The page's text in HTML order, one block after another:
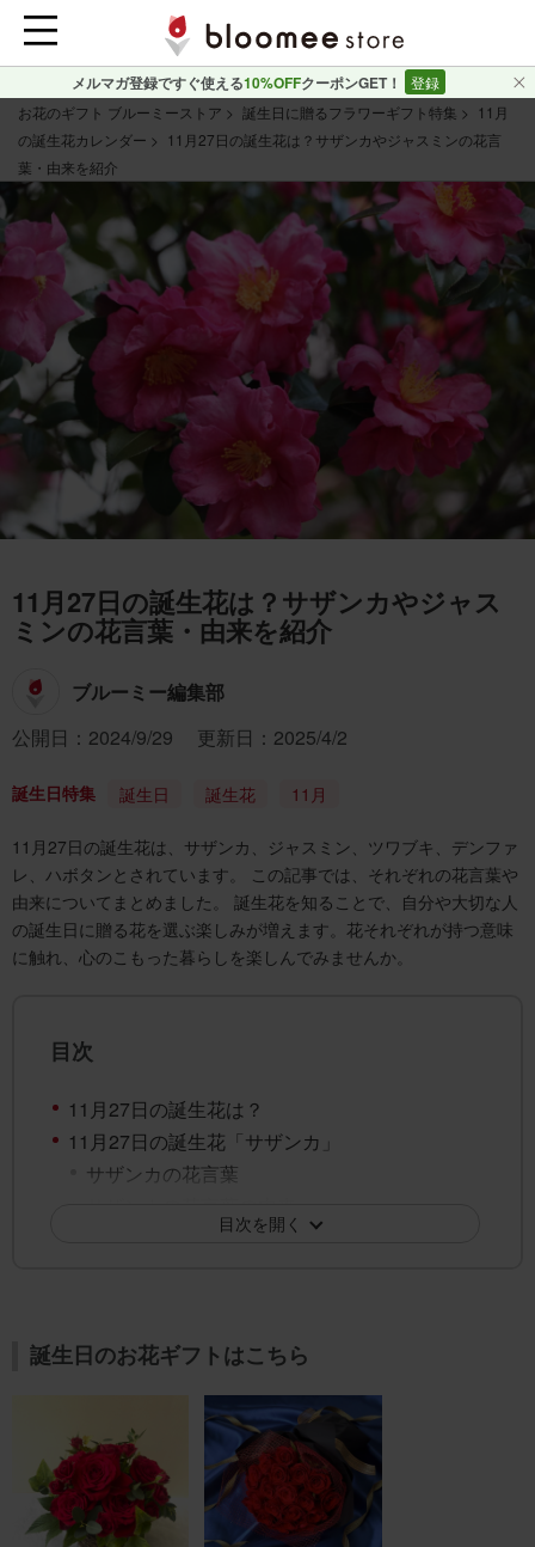
メルマガ登録ですぐ使える10%OFFクーポンGET！
登録
お花のギフト ブルーミーストア
誕生日に贈るフラワーギフト特集
11月
の誕生花カレンダー
11月27日の誕生花は？サザンカやジャスミンの花言
葉・由来を紹介
11月27日の誕生花は？サザンカやジャス
ミンの花言葉・由来を紹介
ブルーミー編集部
公開日：2024/9/29
更新日：2025/4/2
誕生日特集 誕生日 誕生花 11月
11月27日の誕生花は、サザンカ、ジャスミン、ツワブキ、デンファ
レ、ハボタンとされています。 この記事では、それぞれの花言葉や
由来についてまとめました。 誕生花を知ることで、自分や大切な人
の誕生日に贈る花を選ぶ楽しみが増えます。花それぞれが持つ意味
に触れ、心のこもった暮らしを楽しんでみませんか。
目次
目次を開く
11月27日の誕生花は？
11月27日の誕生花「サザンカ」
サザンカの花言葉
11月27日の誕生花「ジャスミン」
ツワブキの花言葉
ツワブキの花言葉の由来
11月27日の誕生花「デンファレ」
デンファレの花言葉
デンファレの花言葉の由来
11月27日の誕生花「ハボタン」
誕生日のお花ギフトはこちら